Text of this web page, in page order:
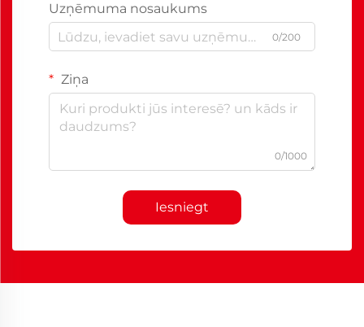
Uzņēmuma nosaukums
0/200
Ziņa
0/1000
Iesniegt